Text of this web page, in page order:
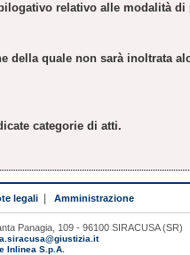
relativo alle modalità
della quale non sarà inoltrata
categorie di atti.
legali Amministrazione
Panagia, 109 - 96100 SIRACUSA (SR)
Inlinea S.p.A.